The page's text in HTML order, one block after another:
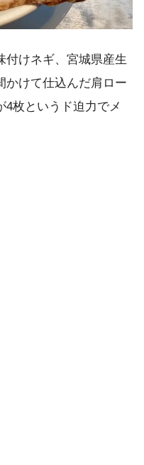
付けネギ、宮城県産生
かけて仕込んだ肩ロー
4枚というド迫力でメ